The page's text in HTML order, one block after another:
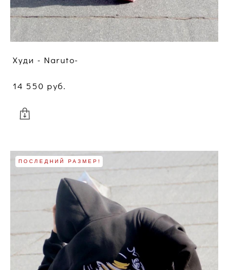
Худи - Naruto-
14 550 pуб.
ПОСЛЕДНИЙ РАЗМЕР!